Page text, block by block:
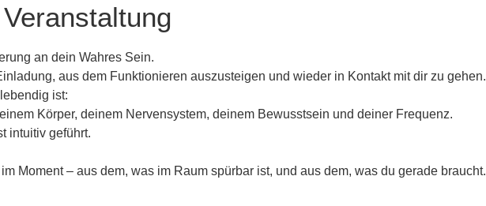
an dein Wahres Sein.
aus dem Funktionieren auszusteigen und wieder in Kontakt mit dir zu gehen.
ist:
Körper, deinem Nervensystem, deinem Bewusstsein und deiner Frequenz.
intuitiv geführt.
Moment – aus dem, was im Raum spürbar ist, und aus dem, was du gerade braucht.